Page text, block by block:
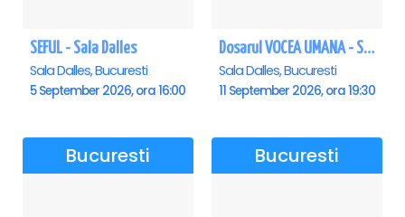
SEFUL - Sala Dalles
Sala Dalles, Bucuresti
5 September 2026, ora 16:00
Dosarul VOCEA UMANA - Sala Dalles
Sala Dalles, Bucuresti
11 September 2026, ora 19:30
Bucuresti Bucuresti